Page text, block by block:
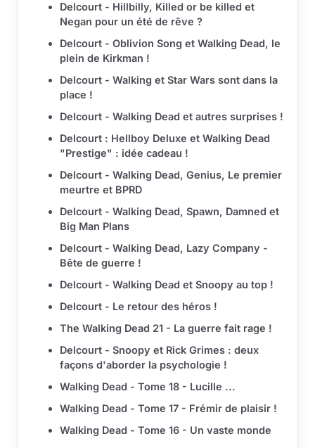
Delcourt - Hillbilly, Killed or be killed et
Negan pour un été de rêve ?
Delcourt - Oblivion Song et Walking Dead, le
plein de Kirkman !
Delcourt - Walking et Star Wars sont dans la
place !
Delcourt - Walking Dead et autres surprises !
Delcourt : Hellboy Deluxe et Walking Dead
"Prestige" : idée cadeau !
Delcourt - Walking Dead, Genius, Le premier
meurtre et BPRD
Delcourt - Walking Dead, Spawn, Damned et
Big Man Plans
Delcourt - Walking Dead, Lazy Company -
Bête de guerre !
Delcourt - Walking Dead et Snoopy au top !
Delcourt - Le retour des héros !
The Walking Dead 21 - La guerre fait rage !
Delcourt - Snoopy et Rick Grimes : deux
façons d'aborder la psychologie !
Walking Dead - Tome 18 - Lucille ...
Walking Dead - Tome 17 - Frémir de plaisir !
Walking Dead - Tome 16 - Un vaste monde